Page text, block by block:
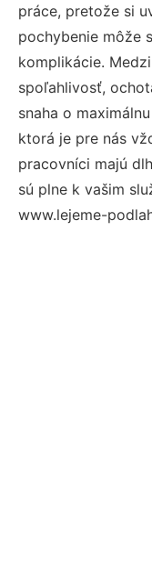
práce, pretože si
pochybenie môže
komplikácie.
spoľahlivosť,
snaha o
ktorá je pre nás
pracovníci majú
sú plne k vašim
www.lejeme-